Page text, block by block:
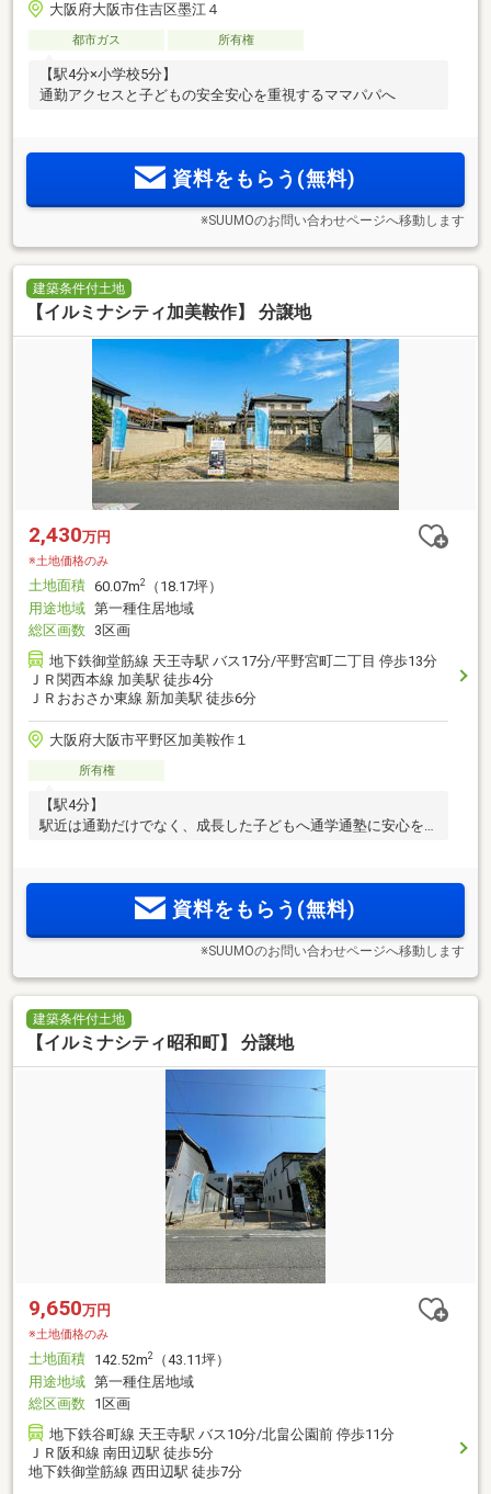
大阪府大阪市住吉区墨江４
都市ガス 所有権
【駅4分×小学校5分】
通勤アクセスと子どもの安全安心を重視するママパパへ
資料をもらう(無料)
※SUUMOのお問い合わせページへ移動します
建築条件付土地
【イルミナシティ加美鞍作】 分譲地
2,430万円
※土地価格のみ
土地面積 60.07m2
（18.17坪）
用途地域 第一種住居地域
総区画数 3区画
地下鉄御堂筋線 天王寺駅 バス17分/平野宮町二丁目 停歩13分
ＪＲ関西本線 加美駅 徒歩4分
ＪＲおおさか東線 新加美駅 徒歩6分
大阪府大阪市平野区加美鞍作１
所有権
【駅4分】
駅近は通勤だけでなく、成長した子どもへ通学通塾に安心を
資料をもらう(無料)
※SUUMOのお問い合わせページへ移動します
建築条件付土地
【イルミナシティ昭和町】 分譲地
9,650万円
※土地価格のみ
土地面積 142.52m2
（43.11坪）
用途地域 第一種住居地域
総区画数 1区画
地下鉄谷町線 天王寺駅 バス10分/北畠公園前 停歩11分
ＪＲ阪和線 南田辺駅 徒歩5分
地下鉄御堂筋線 西田辺駅 徒歩7分